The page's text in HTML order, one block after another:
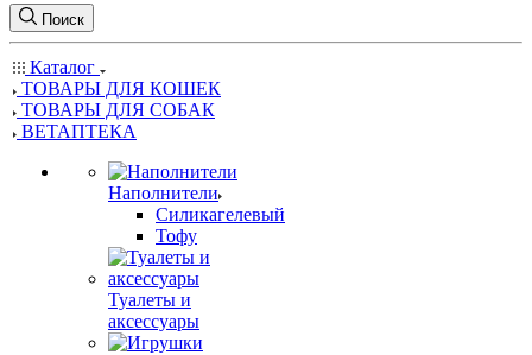
Поиск
Каталог
ТОВАРЫ ДЛЯ КОШЕК
ТОВАРЫ ДЛЯ СОБАК
ВЕТАПТЕКА
Наполнители
Силикагелевый
Тофу
Туалеты и
аксессуары